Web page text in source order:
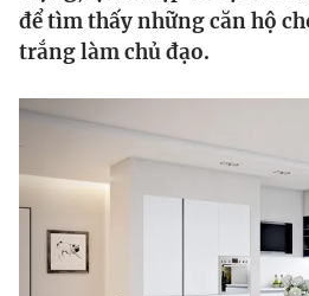
Thế giới
Tin tức
Thế giới đó đây
Câu chuyện quốc tế
Tài chính
Thị trường
Góc doanh nghiệp
Phim VTV
để tìm thấy những căn hộ
trắng làm chủ đạo.